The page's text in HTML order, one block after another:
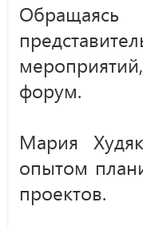
форум.
Мария
опытом
проектов.